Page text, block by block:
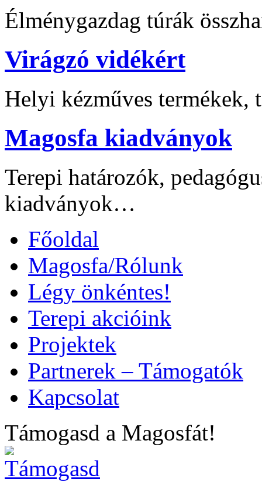
Élménygazdag túrák
Virágzó vidékért
Helyi kézműves
Magosfa kiadványok
Terepi határozók,
kiadványok…
Főoldal
Magosfa/Rólunk
Légy önkéntes!
Terepi akcióink
Projektek
Partnerek – Támogatók
Kapcsolat
Támogasd a Magosfát!